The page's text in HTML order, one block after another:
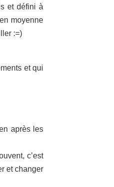
et défini à
moyenne
:=)
et qui
après les
c’est
et changer